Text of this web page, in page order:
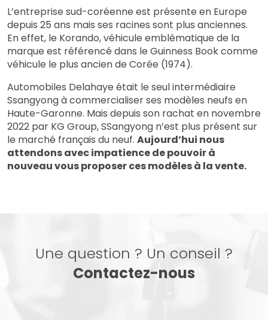
L’entreprise sud-coréenne est présente en Europe
depuis 25 ans mais ses racines sont plus anciennes.
En effet, le Korando, véhicule emblématique de la
marque est référencé dans le Guinness Book comme
véhicule le plus ancien de Corée (1974).
Automobiles Delahaye était le seul intermédiaire
Ssangyong à commercialiser ses modèles neufs en
Haute-Garonne. Mais depuis son rachat en novembre
2022 par KG Group, SSangyong n’est plus présent sur
le marché français du neuf. Aujourd’hui nous
attendons avec impatience de pouvoir à
nouveau vous proposer ces modèles à la vente.
Une question ? Un conseil ?
Contactez-nous